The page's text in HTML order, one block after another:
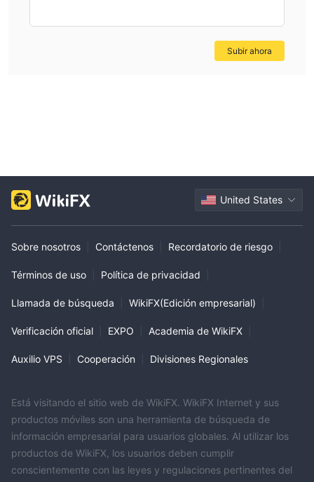
Subir ahora
United States
Sobre nosotros Contáctenos Recordatorio de riesgo
Términos de uso Política de privacidad
Llamada de búsqueda WikiFX(Edición empresarial)
Verificación oficial EXPO Academia de WikiFX
Auxilio VPS Cooperación Divisiones Regionales
Está visitando el sitio web de WikiFX. WikiFX Internet y sus
productos móviles son una herramienta de búsqueda de
información empresarial para usuarios globales. Al utilizar los
productos de WikiFX, los usuarios deben cumplir
conscientemente con las leyes y regulaciones pertinentes del